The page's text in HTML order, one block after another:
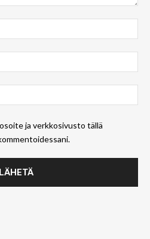
ja verkkosivusto tällä